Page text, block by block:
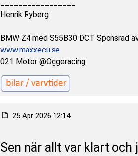
Henrik Ryberg
BMW Z4 med S55B30 DCT Sponsrad
www.maxxecu.se
021 Motor @Oggeracing
25 Apr 2026 12:14
Sen när allt var klart och